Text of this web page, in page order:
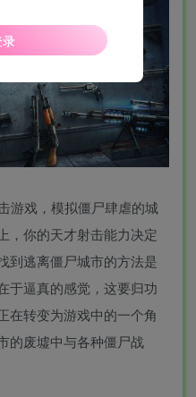
游戏，模拟僵尸肆虐的城
，你的天才射击能力决定
到逃离僵尸城市的方法是
于逼真的感觉，这要归功
在转变为游戏中的一个角
的废墟中与各种僵尸战